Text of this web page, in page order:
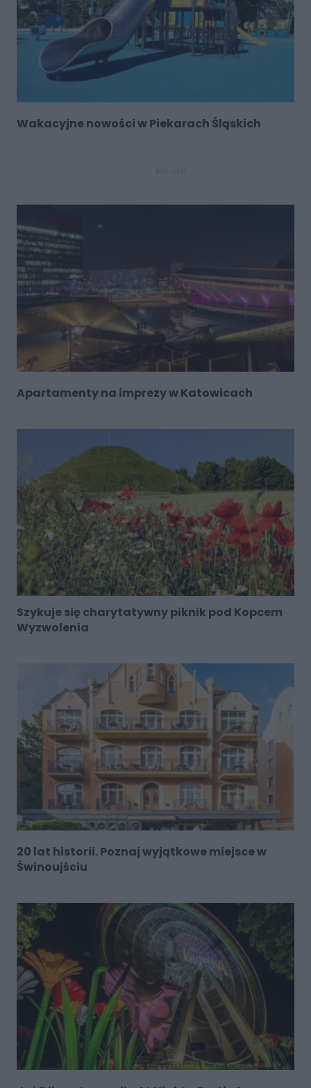
Wakacyjne nowości w Piekarach Śląskich
Apartamenty na imprezy w Katowicach
Szykuje się charytatywny piknik pod Kopcem
Wyzwolenia
20 lat historii. Poznaj wyjątkowe miejsce w
Świnoujściu